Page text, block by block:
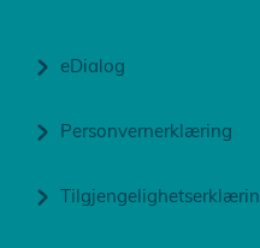
eDialog
Personvernerklæring